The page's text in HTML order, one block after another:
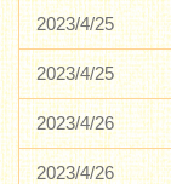
2023/4/25
2023/4/25
2023/4/26
2023/4/26